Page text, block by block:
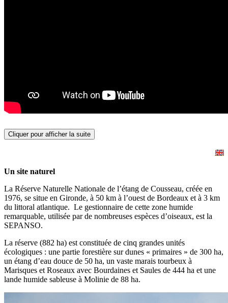
Cliquer pour afficher la suite
Un site naturel
La Réserve Naturelle Nationale de l’étang de Cousseau, créée en
1976, se situe en Gironde, à 50 km à l’ouest de Bordeaux et à 3 km
du littoral atlantique. Le gestionnaire de cette zone humide
remarquable, utilisée par de nombreuses espèces d’oiseaux, est la
SEPANSO.
La réserve (882 ha) est constituée de cinq grandes unités
écologiques : une partie forestière sur dunes « primaires » de 300 ha,
un étang d’eau douce de 50 ha, un vaste marais tourbeux à
Marisques et Roseaux avec Bourdaines et Saules de 444 ha et une
lande humide sableuse à Molinie de 88 ha.